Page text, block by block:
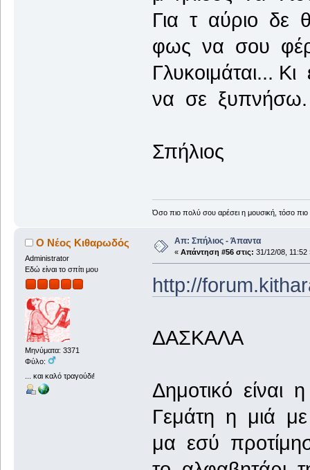
Για τ αύριο δε
φως να σου
Γλυκοιμάται... Κι
να σε ξυπνήσω.
Σπήλιος
Όσο πιο πολύ σου αρέσει η μουσική, τόσο
Ο Νέος Κιθαρωδός
Administrator
Εδώ είναι το σπίτι μου
Μηνύματα: 3371
Φύλο:
... και καλό τραγούδι!
Απ: Σπήλιος - Άπαντα
« Απάντηση #56 στις: 31/12/08, 11:52
http://
ΔΑΣΚΑΛΑ
Δημοτικό είναι
Γεμάτη η μιά με
μα εσύ